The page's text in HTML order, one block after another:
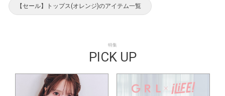
【セール】トップス(オレンジ)のアイテム一覧
特集
PICK UP